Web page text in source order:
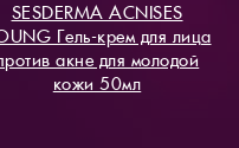
SESDERMA ACNISES
Гель-крем для лица
акне для молодой
кожи 50мл